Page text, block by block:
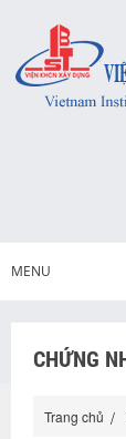
MENU
CHỨNG
Trang chủ